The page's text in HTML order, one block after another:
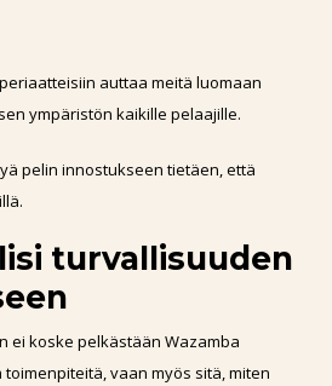
auttaa meitä luomaan
ympäristön kaikille pelaajille.
pelin innostukseen tietäen, että
turvallisuuden
ei koske pelkästään Wazamba
vaan myös sitä, miten